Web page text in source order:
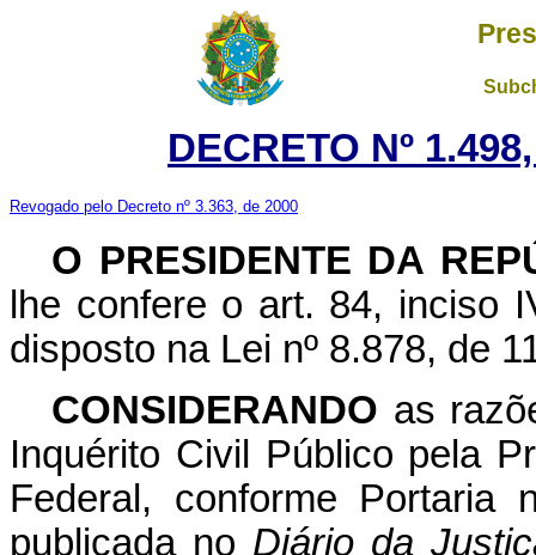
DECRETO Nº
Revogado pelo Decreto nº 3.363, de 2000
O PRESIDENTE DA
lhe confere o art. 84, inciso
disposto na Lei nº 8.878, de
CONSIDERANDO as
Inquérito Civil Público pela
Federal, conforme
publicada no Diário da